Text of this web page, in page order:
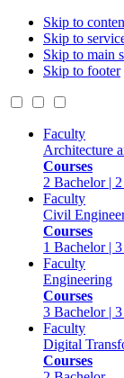
Skip to
Skip to
Skip to main
Skip to footer
Faculty
Architecture
Courses
2 Bachelor |
Faculty
Civil
Courses
1 Bachelor |
Faculty
Engineering
Courses
3 Bachelor |
Faculty
Digital
Courses